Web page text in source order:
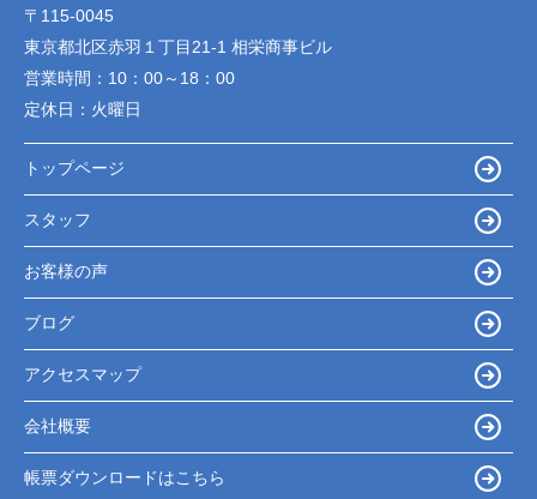
〒115-0045
東京都北区赤羽１丁目21-1 相栄商事ビル
営業時間： 10：00～18：00
定休日： 火曜日
トップページ
スタッフ
お客様の声
ブログ
アクセスマップ
会社概要
帳票ダウンロードはこちら